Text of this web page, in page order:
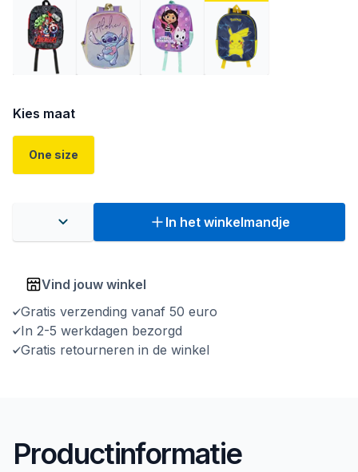
Kies maat
One size
In het winkelmandje
Vind jouw winkel
Gratis verzending vanaf 50 euro
In 2-5 werkdagen bezorgd
Gratis retourneren in de winkel
Productinformatie